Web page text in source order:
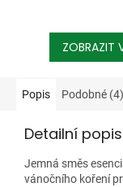
ZOBRAZIT
Popis Podobné (4)
Detailní
Jemná směs
vánočního koření